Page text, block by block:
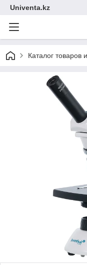
Univenta.kz
Каталог товаров